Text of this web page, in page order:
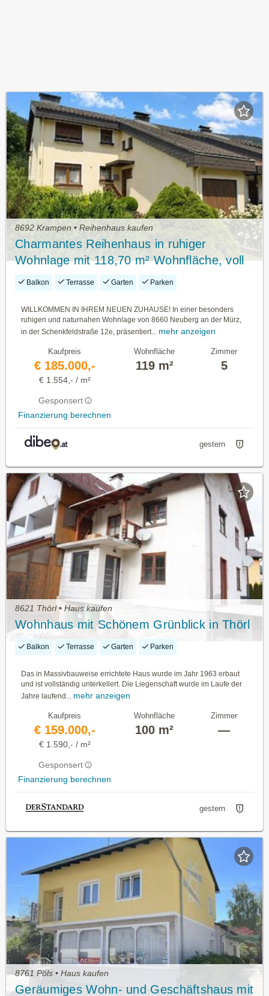
8692 Krampen • Reihenhaus kaufen
Charmantes Reihenhaus in ruhiger
Wohnlage mit 118,70 m² Wohnfläche, voll
unterkellert, incl. Garage und traumhaftem
Balkon Terrasse Garten Parken
WILLKOMMEN IN IHREM NEUEN ZUHAUSE! In einer besonders
ruhigen und naturnahen Wohnlage von 8660 Neuberg an der Mürz,
in der Schenkfeldstraße 12e, präsentiert...
mehr anzeigen
Kaufpreis
€ 185.000,-
€ 1.554,- / m²
Gesponsert
Finanzierung berechnen
Wohnfläche
119 m²
Zimmer
5
gestern
8621 Thörl • Haus kaufen
Wohnhaus mit Schönem Grünblick in Thörl
Balkon Terrasse Garten Parken
Das in Massivbauweise errichtete Haus wurde im Jahr 1963 erbaut
und ist vollständig unterkellert. Die Liegenschaft wurde im Laufe der
Jahre laufend... mehr anzeigen
Kaufpreis
€ 159.000,-
€ 1.590,- / m²
Gesponsert
Finanzierung berechnen
Wohnfläche
100 m²
Zimmer
—
gestern
8761 Pöls • Haus kaufen
Geräumiges Wohn- und Geschäftshaus mit